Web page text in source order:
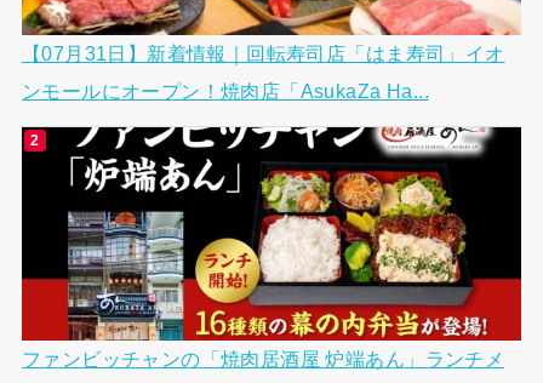
【07月31日】新着情報｜回転寿司店「はま寿司」イオ
ンモールにオープン！焼肉店「AsukaZa Ha...
ファンビッチャンの「焼肉居酒屋 炉端あん」ランチメ